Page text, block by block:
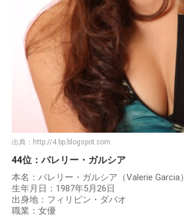
出典： http://4.bp.blogspot.com
44位：バレリー・ガルシア
本名：バレリー・ガルシア（Valerie Garcia）
生年月日：1987年5月26日
出身地：フィリピン・ダバオ
職業：女優